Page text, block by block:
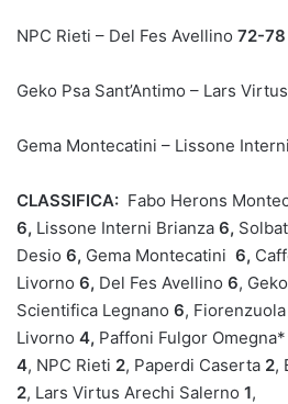
NPC Rieti – Del Fes Avellino 72-78
Geko Psa Sant’Antimo – Lars
Gema Montecatini – Lissone
CLASSIFICA: Fabo Herons
6, Lissone Interni Brianza 6,
Desio 6, Gema Montecatini 6,
Livorno 6, Del Fes Avellino 6,
Scientifica Legnano 6,
Livorno 4, Paffoni Fulgor Omegna*
4, NPC Rieti 2, Paperdi Caserta 2,
2, Lars Virtus Arechi Salerno 1,